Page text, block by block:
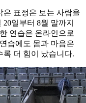
은 표정은 보는 사람을
일부터 8월 말까지
연습은 온라인으로
습에도 몸과 마음은
록 더 힘이 났습니다.